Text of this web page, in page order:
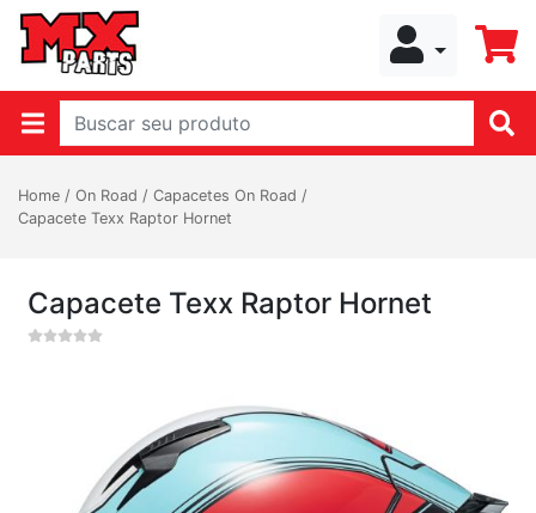
Home / On Road / Capacetes On Road /
Capacete Texx Raptor Hornet
Capacete Texx Raptor Hornet